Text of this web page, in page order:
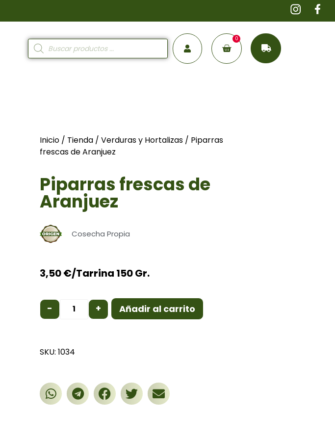
0
Inicio / Tienda / Verduras y Hortalizas / Piparras
frescas de Aranjuez
Piparras frescas de
Aranjuez
Cosecha Propia
3,50€/Tarrina 150 Gr.
- + Añadir al carrito
SKU: 1034